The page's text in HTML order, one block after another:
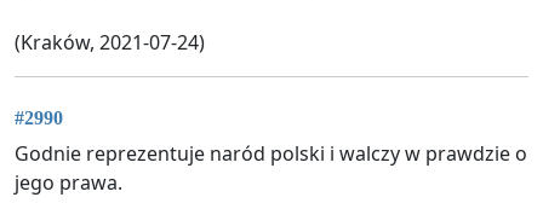
(Kraków, 2021-07-24)
#2990
Godnie reprezentuje naród polski i walczy w prawdzie o
jego prawa.